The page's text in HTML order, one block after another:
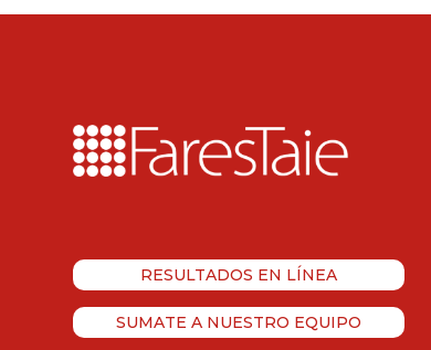
RESULTADOS EN LÍNEA
SUMATE A NUESTRO EQUIPO